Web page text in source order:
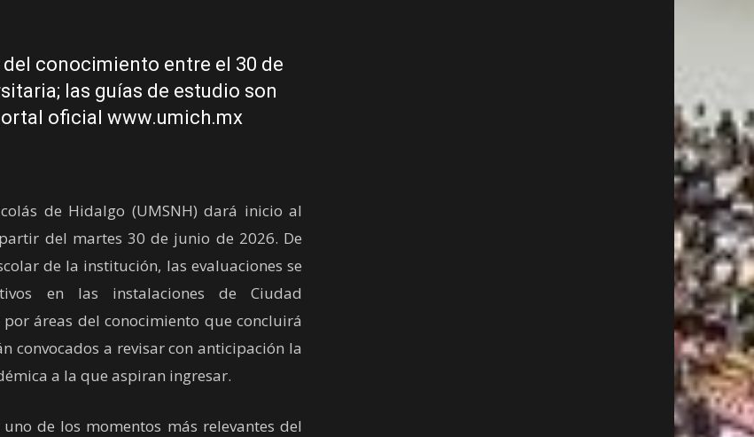
conocimiento entre el 30 de
las guías de estudio son
oficial www.umich.mx
de Hidalgo (UMSNH) dará inicio al
del martes 30 de junio de 2026. De
de la institución, las evaluaciones se
en las instalaciones de Ciudad
áreas del conocimiento que concluirá
convocados a revisar con anticipación la
a la que aspiran ingresar.
de los momentos más relevantes del